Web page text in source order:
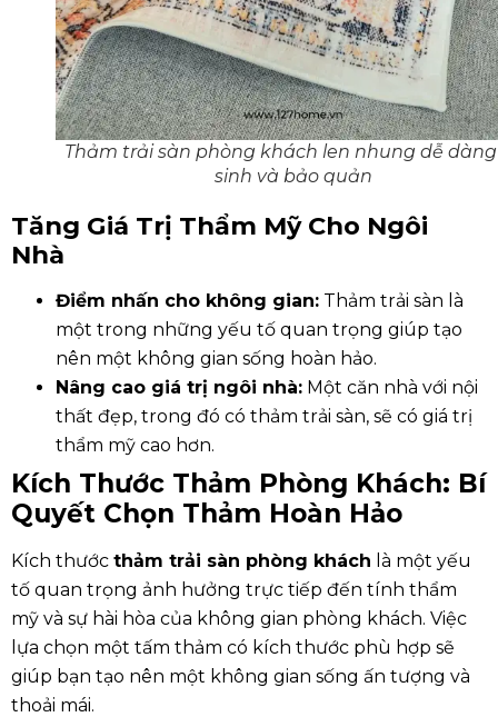
Thảm trải sàn phòng khách len nhung dễ
sinh và bảo quản
Tăng Giá Trị Thẩm Mỹ Cho Ngôi
Nhà
Điểm nhấn cho không gian: Thảm trải sàn là
một trong những yếu tố quan trọng giúp tạo
nên một không gian sống hoàn hảo.
Nâng cao giá trị ngôi nhà: Một căn nhà với nội
thất đẹp, trong đó có thảm trải sàn, sẽ có giá trị
thẩm mỹ cao hơn.
Kích Thước Thảm Phòng Khách: Bí
Quyết Chọn Thảm Hoàn Hảo
Kích thước thảm trải sàn phòng khách là một yếu
tố quan trọng ảnh hưởng trực tiếp đến tính thẩm
mỹ và sự hài hòa của không gian phòng khách. Việc
lựa chọn một tấm thảm có kích thước phù hợp sẽ
giúp bạn tạo nên một không gian sống ấn tượng và
thoải mái.